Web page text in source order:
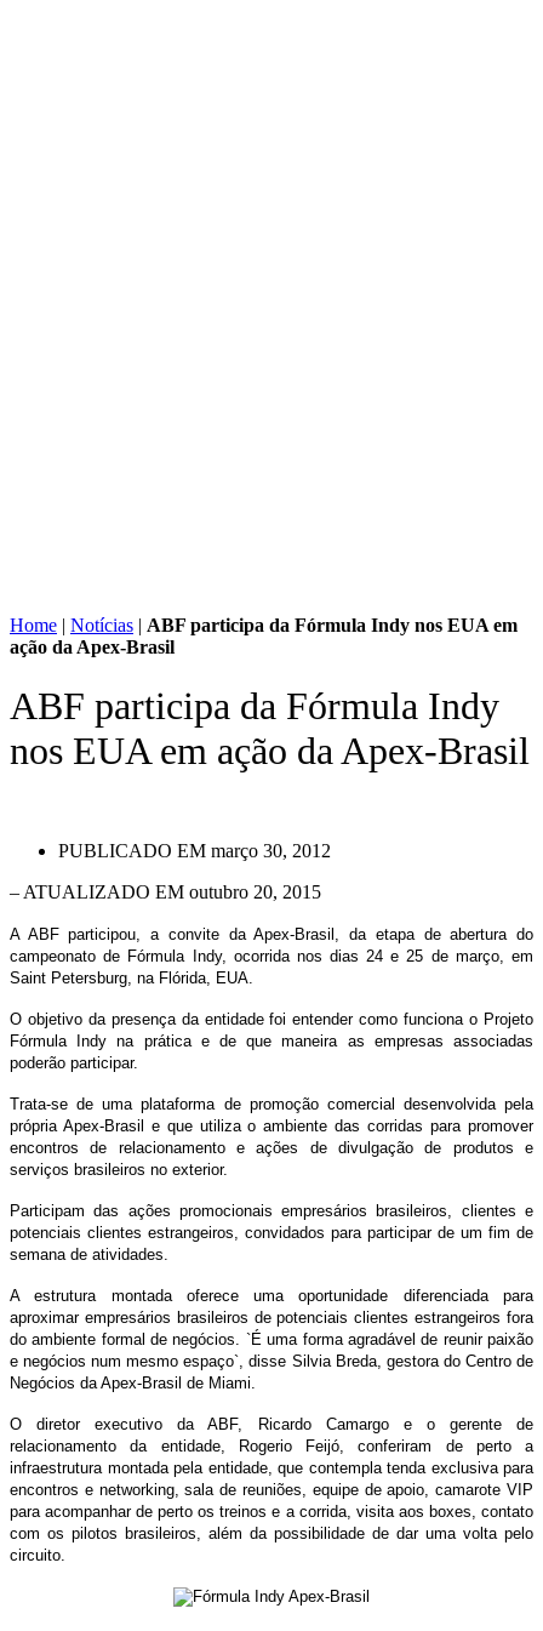
Home | Notícias | ABF participa da Fórmula Indy nos EUA em
ação da Apex-Brasil
ABF participa da Fórmula Indy
nos EUA em ação da Apex-Brasil
PUBLICADO EM março 30, 2012
– ATUALIZADO EM outubro 20, 2015
A ABF participou, a convite da Apex-Brasil, da etapa de abertura do
campeonato de Fórmula Indy, ocorrida nos dias 24 e 25 de março, em
Saint Petersburg, na Flórida, EUA.
O objetivo da presença da entidade foi entender como funciona o Projeto
Fórmula Indy na prática e de que maneira as empresas associadas
poderão participar.
Trata-se de uma plataforma de promoção comercial desenvolvida pela
própria Apex-Brasil e que utiliza o ambiente das corridas para promover
encontros de relacionamento e ações de divulgação de produtos e
serviços brasileiros no exterior.
Participam das ações promocionais empresários brasileiros, clientes e
potenciais clientes estrangeiros, convidados para participar de um fim de
semana de atividades.
A estrutura montada oferece uma oportunidade diferenciada para
aproximar empresários brasileiros de potenciais clientes estrangeiros fora
do ambiente formal de negócios. `É uma forma agradável de reunir paixão
e negócios num mesmo espaço`, disse Silvia Breda, gestora do Centro de
Negócios da Apex-Brasil de Miami.
O diretor executivo da ABF, Ricardo Camargo e o gerente de
relacionamento da entidade, Rogerio Feijó, conferiram de perto a
infraestrutura montada pela entidade, que contempla tenda exclusiva para
encontros e networking, sala de reuniões, equipe de apoio, camarote VIP
para acompanhar de perto os treinos e a corrida, visita aos boxes, contato
com os pilotos brasileiros, além da possibilidade de dar uma volta pelo
circuito.